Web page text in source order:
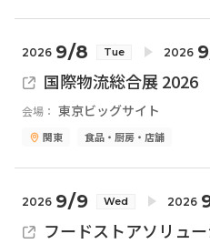
2026 9/8 Tue 2026
国際物流総合展 2026
会場： 東京ビッグサイト
関東 食品・厨房・店舗
2026 9/9 Wed 2026
フードストアソリュ